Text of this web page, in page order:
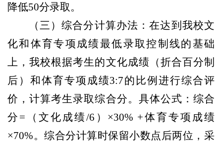
降低50分录取。
（三）综合分计算办法：在达到我校文
化和体育专项成绩最低录取控制线的基础
上，我校根据考生的文化成绩（折合百分制
后）和体育专项成绩3:7的比例进行综合评
价，计算考生录取综合分。具体公式：综合
分=（文化成绩/6）×30% +体育专项成绩
×70%。综合分计算时保留小数点后两位，采